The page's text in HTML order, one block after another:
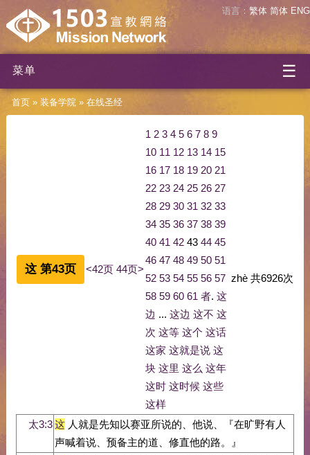
语言： 繁体 简体 ENG
菜单 ☰
首页» 装备学院 » 在线圣经
这 第43页 <42页 44页>
1 2 3 4 5 6 7 8 9
10 11 12 13 14 15
16 17 18 19 20 21
22 23 24 25 26 27
28 29 30 31 32 33
34 35 36 37 38 39
40 41 42 43 44 45
46 47 48 49 50 51
52 53 54 55 56 57
58 59 60 61 者. 这
边 ... 这边 这不 这
次 这等 这个 这话
这家 这就是说 这
块 这里 这么 这年
这时 这时候 这些
这样
zhè 共6926次
太3:3这人就是先知以赛亚所说的、他说、『在旷野有人
声喊着说、预备主的道、修直他的路。』